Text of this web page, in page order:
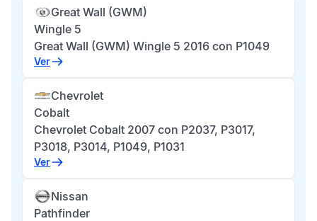
Great Wall (GWM)
Wingle 5
Great Wall (GWM) Wingle 5 2016 con P1049
Ver
Chevrolet
Cobalt
Chevrolet Cobalt 2007 con P2037, P3017,
P3018, P3014, P1049, P1031
Ver
Nissan
Pathfinder